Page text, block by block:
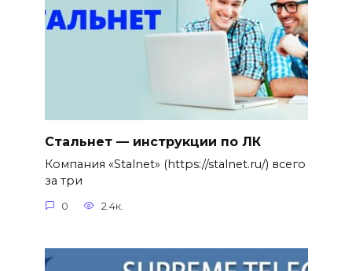
Стальнет — инструкции по ЛК
Компания «Stalnet» (https://stalnet.ru/) всего
за три
0 2.4к.